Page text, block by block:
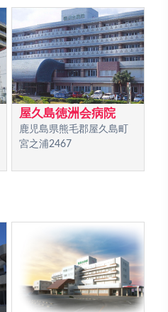
屋久島徳洲会病院
鹿児島県熊毛郡屋久島町
宮之浦2467